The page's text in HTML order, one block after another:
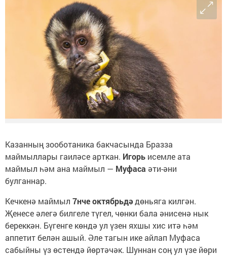
Казанның зооботаника бакчасында Бразза
маймыллары гаиләсе арткан. Игорь исемле ата
маймыл һәм ана маймыл — Муфаса әти-әни
булганнар.
Кечкенә маймыл 7нче октябрьдәдөньяга килгән.
Җенесе әлегә билгеле түгел, чөнки бала әнисенә нык
береккән. Бүгенге көндә ул үзен яхшы хис итә һәм
аппетит белән ашый. Әле тагын ике айлап Муфаса
сабыйны үз өстендә йөртәчәк. Шуннан соң ул үзе йөри